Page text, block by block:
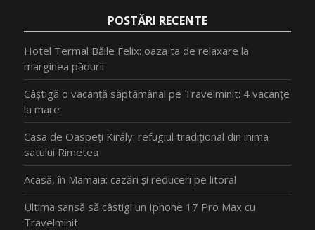
POSTĂRI RECENTE
Hotel Termal Băile Felix: oaza ta de relaxare la
marginea pădurii
Câștigă o vacanță săptămânal pe Travelminit: 4 vacanțe
la mare
Casa de Oaspeți Király: refugiul tradițional din inima
satului Rimetea
Acasă, în Mamaia: cazări și reduceri pe litoral
Ultima șansă să câștigi un Iphone 17 Pro Max cu
Travelminit